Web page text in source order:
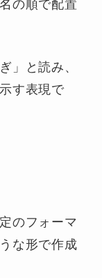
の順で配置
」と読み、
す表現で
のフォーマ
な形で作成